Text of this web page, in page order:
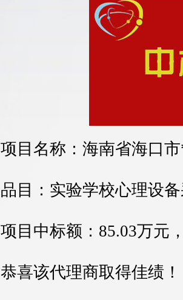
项目名称：海南省海口
品目：实验学校心理设
项目中标额：85.03万元
恭喜该代理商取得佳绩！